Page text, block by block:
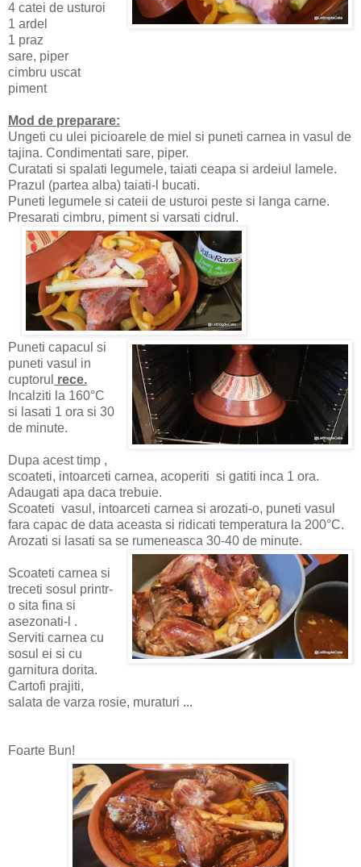
4 catei de usturoi
1 ardel
1 praz
sare, piper
cimbru uscat
piment
Mod de preparare:
Ungeti cu ulei picioarele de miel si puneti carnea in vasul de
tajina. Condimentati sare, piper.
Curatati si spalati legumele, taiati ceapa si ardeiul lamele.
Prazul (partea alba) taiati-l bucati.
Puneti legumele si cateii de usturoi peste si langa carne.
Presarati cimbru, piment si varsati cidrul.
Puneti capacul si
puneti vasul in
cuptorul rece.
Incalziti la 160°C
si lasati 1 ora si 30
de minute.
Dupa acest timp ,
scoateti, intoarceti carnea, acoperiti si gatiti inca 1 ora.
Adaugati apa daca trebuie.
Scoateti vasul, intoarceti carnea si arozati-o, puneti vasul
fara capac de data aceasta si ridicati temperatura la 200°C.
Arozati si lasati sa se rumeneasca 30-40 de minute.
Scoateti carnea si
treceti sosul printr-
o sita fina si
asezonati-l .
Serviti carnea cu
sosul ei si cu
garnitura dorita.
Cartofi prajiti,
salata de varza rosie, muraturi ...
Foarte Bun!